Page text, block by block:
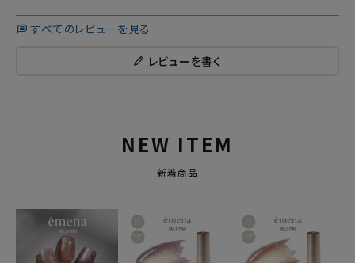
すべてのレビューを見る
レビューを書く
NEW ITEM
新着商品